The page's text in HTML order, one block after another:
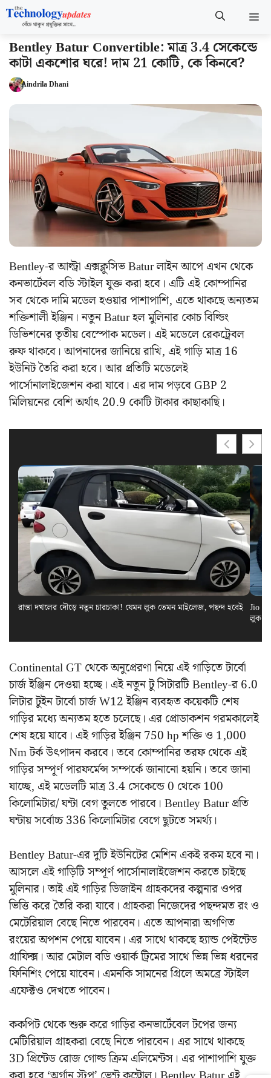
Skip
content
Bentley Batur Convertible: মাত্র 3.4 সেকেন্ডে
কাটা একশোর ঘরে! দাম 21 কোটি, কে কিনবে?
Aindrila Dhani
Bentley-র আল্ট্রা এক্সক্লুসিভ Batur লাইন আপে এখন থেকে
কনভার্টেবল বডি স্টাইল যুক্ত করা হবে। এটি এই কোম্পানির
সব থেকে দামি মডেল হওয়ার পাশাপাশি, এতে থাকছে অন্যতম
শক্তিশালী ইঞ্জিন। নতুন Batur হল মুলিনার কোচ বিল্ডিং
ডিভিশনের তৃতীয় বেস্পোক মডেল। এই মডেলে রেকট্রেবল
রুফ থাকবে। আপনাদের জানিয়ে রাখি, এই গাড়ি মাত্র 16
ইউনিট তৈরি করা হবে। আর প্রতিটি মডেলেই
পার্সোনালাইজেশন করা যাবে। এর দাম পড়বে GBP 2
মিলিয়নের বেশি অর্থাৎ 20.9 কোটি টাকার কাছাকাছি।
রাস্তা দখলের দৌড়ে নতুন চারচাকা! যেমন লুক তেমন মাইলেজ, পছন্দ হবেই Jio
লুক
Continental GT থেকে অনুপ্রেরণা নিয়ে এই গাড়িতে টার্বো
চার্জ ইঞ্জিন দেওয়া হচ্ছে। এই নতুন টু সিটারটি Bentley-র 6.0
লিটার টুইন টার্বো চার্জ W12 ইঞ্জিন ব্যবহৃত কয়েকটি শেষ
গাড়ির মধ্যে অন্যতম হতে চলেছে। এর প্রোডাকশন গরমকালেই
শেষ হয়ে যাবে। এই গাড়ির ইঞ্জিন 750 hp শক্তি ও 1,000
Nm টর্ক উৎপাদন করবে। তবে কোম্পানির তরফ থেকে এই
গাড়ির সম্পূর্ণ পারফর্মেন্স সম্পর্কে জানানো হয়নি। তবে জানা
যাচ্ছে, এই মডেলটি মাত্র 3.4 সেকেন্ডে 0 থেকে 100
কিলোমিটার/ ঘন্টা বেগ তুলতে পারবে। Bentley Batur প্রতি
ঘন্টায় সর্বোচ্চ 336 কিলোমিটার বেগে ছুটতে সমর্থ্য।
Bentley Batur-এর দুটি ইউনিটের মেশিন একই রকম হবে না।
আসলে এই গাড়িটি সম্পূর্ণ পার্সোনালাইজেশন করতে চাইছে
মুলিনার। তাই এই গাড়ির ডিজাইন গ্রাহকদের কল্পনার ওপর
ভিত্তি করে তৈরি করা যাবে। গ্রাহকরা নিজেদের পছন্দমত রং ও
মেটেরিয়াল বেছে নিতে পারবেন। এতে আপনারা অগণিত
রংয়ের অপশন পেয়ে যাবেন। এর সাথে থাকছে হ্যান্ড পেইন্টেড
গ্রাফিক্স। আর মেটাল বডি ওয়ার্ক ট্রিমের সাথে ভিন্ন ভিন্ন ধরনের
ফিনিশিং পেয়ে যাবেন। এমনকি সামনের গ্রিলে অমব্রে স্টাইল
এফেক্টও দেখতে পাবেন।
ককপিট থেকে শুরু করে গাড়ির কনভার্টেবেল টপের জন্য
মেটিরিয়াল গ্রাহকরা বেছে নিতে পারবেন। এর সাথে থাকছে
3D প্রিন্টেড রোজ গোল্ড ক্রিম এলিমেন্টস। এর পাশাপাশি যুক্ত